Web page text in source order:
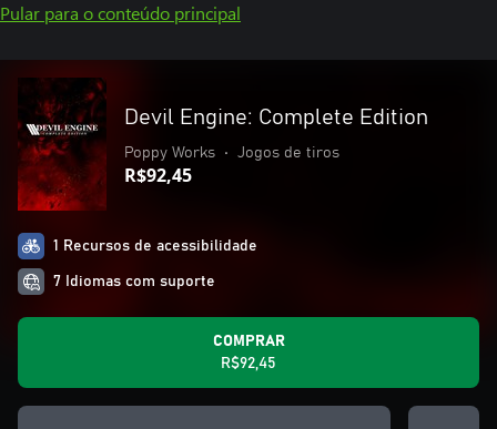
Pular para o conteúdo principal
Devil Engine: Complete Edition
Poppy Works • Jogos de tiros
R$92,45
1 Recursos de acessibilidade
7 Idiomas com suporte
COMPRAR
R$92,45